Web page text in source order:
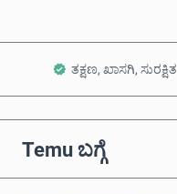
ತಕ್ಷಣ, ಖಾಸಗಿ, ಸುರಕ್ಷಿತ
Temu ಬಗ್ಗೆ